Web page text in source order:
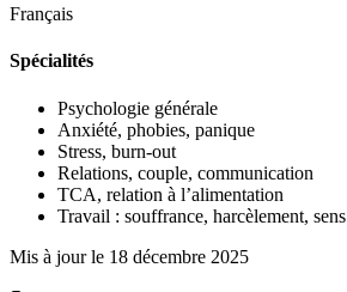
Français
Spécialités
Psychologie générale
Anxiété, phobies, panique
Stress, burn-out
Relations, couple, communication
TCA, relation à l’alimentation
Travail : souffrance, harcèlement, sens
Mis à jour le 18 décembre 2025